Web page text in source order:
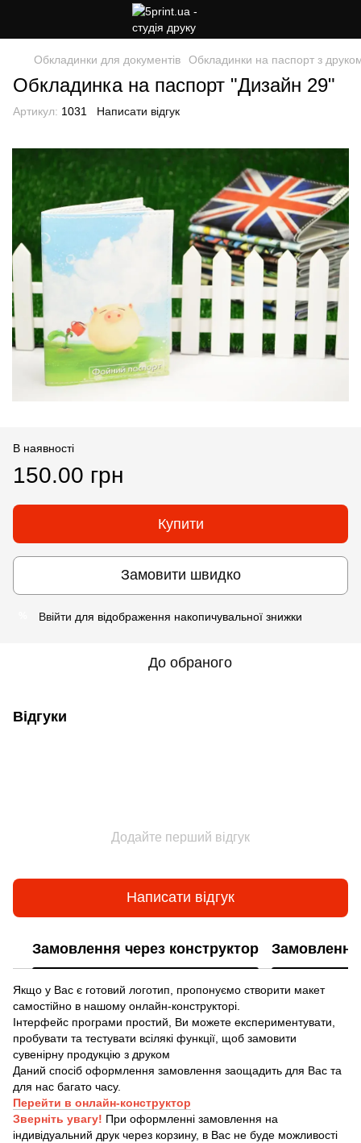
Обкладинки для документів Обкладинки на паспорт з
Обкладинка на паспорт "Дизайн 29"
Артикул: 1031 Написати відгук
В наявності
150.00 грн
Купити
Замовити швидко
Ввійти для відображення накопичувальної знижки
До обраного
Відгуки
Додайте перший відгук
Написати відгук
Замовлення через конструктор Замовлення
Якщо у Вас є готовий логотип, пропонуємо створити макет
самостійно в нашому онлайн-конструкторі.
Інтерфейс програми простий, Ви можете експериментувати,
пробувати та тестувати всілякі функції, щоб замовити
сувенірну продукцію з друком
Даний спосіб оформлення замовлення заощадить для Вас та
для нас багато часу.
Перейти в онлайн-конструктор
Зверніть увагу! При оформленні замовлення на
індивідуальний друк через корзину, в Вас не буде можливості